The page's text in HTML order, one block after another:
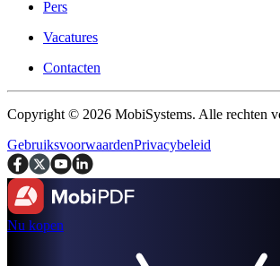
Pers
Vacatures
Contacten
Copyright © 2026 MobiSystems. Alle rechten
GebruiksvoorwaardenPrivacybeleid
Nu kopen